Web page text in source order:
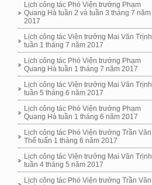
Lịch công tác Phó Viện trưởng Phạm
Quang Hà tuần 2 và tuần 3 tháng 7 năm
2017
Lịch công tác Viện trưởng Mai Văn Trịnh
tuần 1 tháng 7 năm 2017
Lịch công tác Phó Viện trưởng Phạm
Quang Hà tuần 1 tháng 7 năm 2017
Lịch công tác Viện trưởng Mai Văn Trịnh
tuần 5 tháng 6 năm 2017
Lịch công tác Phó Viện trưởng Phạm
Quang Hà tuần 1 tháng 6 năm 2017
Lịch công tác Phó Viện trưởng Trần Văn
Thể tuấn 1 tháng 6 năm 2017
Lịch công tác Viện trưởng Mai Văn Trịnh
tuần 4 tháng 5 năm 2017
Lịch công tác Phó Viện trưởng Trần Văn